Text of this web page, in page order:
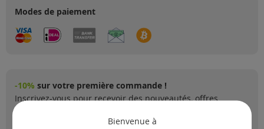
Modes de paiement
-10% sur votre première commande !
Inscrivez-vous pour recevoir des nouveautés, offres
spéciales et mises à jour de produits.
Bienvenue à